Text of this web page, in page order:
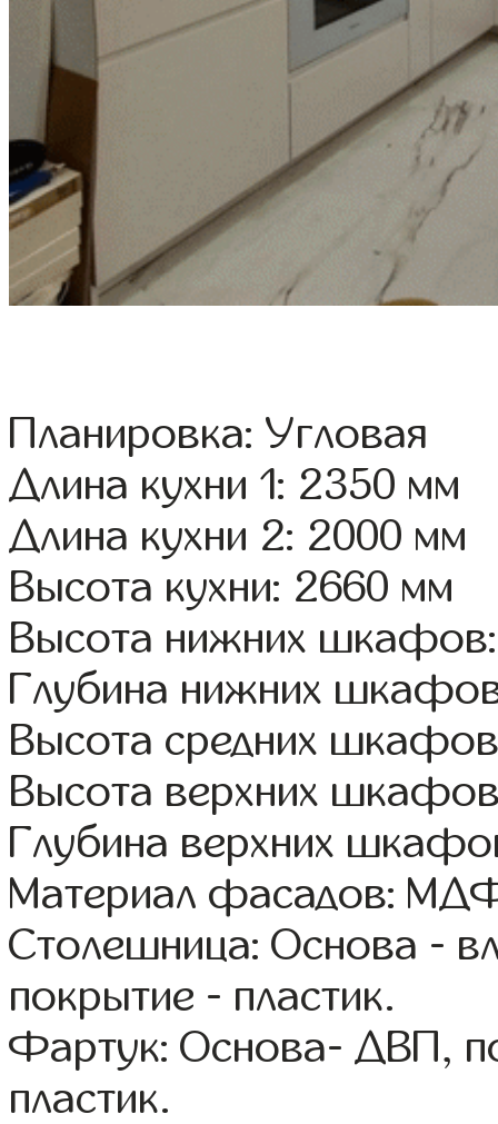
Планировка: Угловая
Длина кухни 1: 2350 мм
Длина кухни 2: 2000 мм
Высота кухни: 2660 мм
Высота нижних
Глубина нижних
Высота средних
Высота верхних
Глубина верхних
Материал фасадов:
Столешница: Основа -
покрытие - пластик.
Фартук: Основа- ДВП,
пластик.